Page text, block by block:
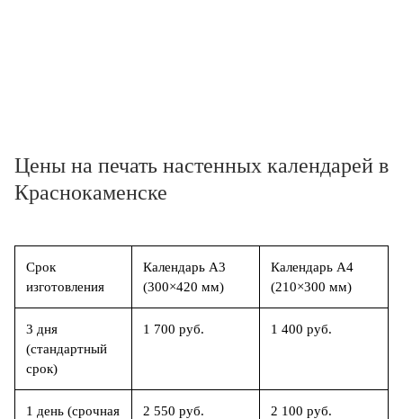
Цены на печать настенных календарей в
Краснокаменске
Срок
изготовления
Календарь А3
(300×420 мм)
Календарь А4
(210×300 мм)
3 дня
(стандартный
срок)
1 700 руб. 1 400 руб.
1 день (срочная
2 550 руб. 2 100 руб.